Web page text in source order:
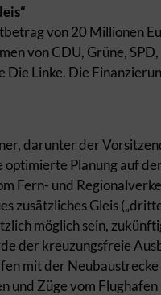
von 20 Millionen
von CDU, Grüne,
Die Linke. Die
darunter der
optimierte Planung auf
Fern- und
zusätzliches Gleis
möglich sein,
der kreuzungsfreie
mit der Neubaustrecke
und Züge vom Flughafen